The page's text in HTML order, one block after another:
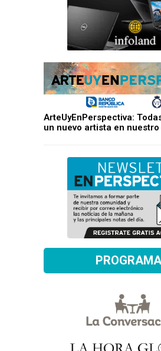
ArteUyEnPerspectiva:
un nuevo artista en